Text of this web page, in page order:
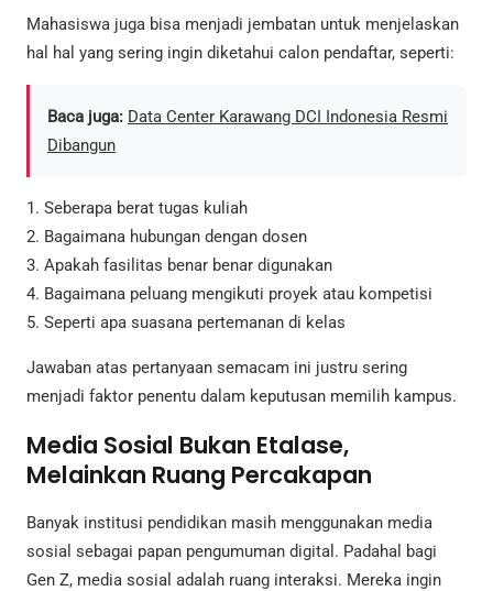
Mahasiswa juga bisa menjadi jembatan untuk menjelaskan
hal hal yang sering ingin diketahui calon pendaftar, seperti:
Baca juga: Data Center Karawang DCI Indonesia Resmi
Dibangun
1. Seberapa berat tugas kuliah
2. Bagaimana hubungan dengan dosen
3. Apakah fasilitas benar benar digunakan
4. Bagaimana peluang mengikuti proyek atau kompetisi
5. Seperti apa suasana pertemanan di kelas
Jawaban atas pertanyaan semacam ini justru sering
menjadi faktor penentu dalam keputusan memilih kampus.
Media Sosial Bukan Etalase,
Melainkan Ruang Percakapan
Banyak institusi pendidikan masih menggunakan media
sosial sebagai papan pengumuman digital. Padahal bagi
Gen Z, media sosial adalah ruang interaksi. Mereka ingin